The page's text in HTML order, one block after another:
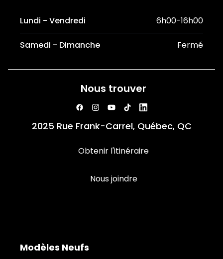
Lundi - Vendredi 6h00-16h00
Samedi - Dimanche Fermé
Nous trouver
2025 Rue Frank-Carrel, Québec, QC
Obtenir l'itinéraire
Nous joindre
Modèles Neufs